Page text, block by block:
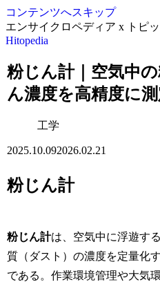
コンテンツへスキップ
エンサイクロペディア x トピ
Hitopedia
粉じん計｜空気中
ん濃度を高精度に
工学
2025.10.092026.02.21
粉じん計
粉じん計は、空気中に浮遊す
質（ダスト）の濃度を定量化
である。作業環境管理や大気環